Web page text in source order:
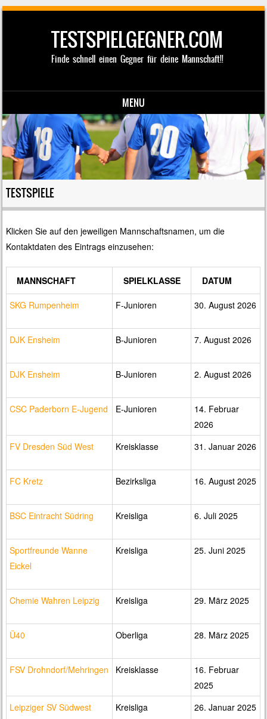
TESTSPIELGEGNER.COM
Finde schnell einen Gegner für deine Mannschaft!!
MENU
Skip to content
TESTSPIELE
Klicken Sie auf den jeweiligen Mannschaftsnamen, um die
Kontaktdaten des Eintrags einzusehen:
MANNSCHAFT SPIELKLASSE DATUM
SKG Rumpenheim F-Junioren 30. August 2026
DJK Ensheim B-Junioren 7. August 2026
DJK Ensheim B-Junioren 2. August 2026
CSC Paderborn E-Jugend E-Junioren
14. Februar
2026
FV Dresden Süd West
Kreisklasse 31. Januar 2026
FC Kretz Bezirksliga 16. August 2025
BSC Eintracht Südring Kreisliga 6. Juli 2025
Sportfreunde Wanne
Eickel
Kreisliga 25. Juni 2025
Chemie Wahren Leipzig Kreisliga 29. März 2025
Ü40 Oberliga 28. März 2025
FSV Drohndorf/Mehringen Kreisklasse
16. Februar
2025
Leipziger SV Südwest
Kreisliga 26. Januar 2025